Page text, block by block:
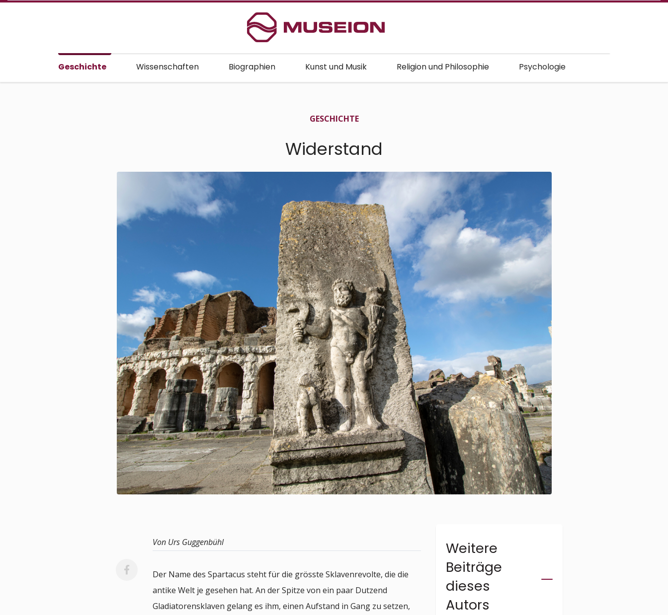
Geschichte Wissenschaften Biographien Kunst und Musik Religion und Philosophie Psychologie
GESCHICHTE
Widerstand
Von Urs Guggenbühl
Der Name des Spartacus steht für die grösste Sklavenrevolte, die die
antike Welt je gesehen hat. An der Spitze von ein paar Dutzend
Gladiatorensklaven gelang es ihm, einen Aufstand in Gang zu setzen,
Weitere
Beiträge
dieses
Autors